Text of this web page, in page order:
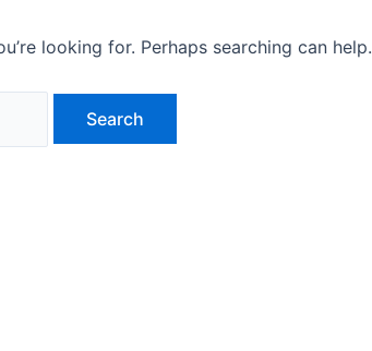
looking for. Perhaps searching can help.